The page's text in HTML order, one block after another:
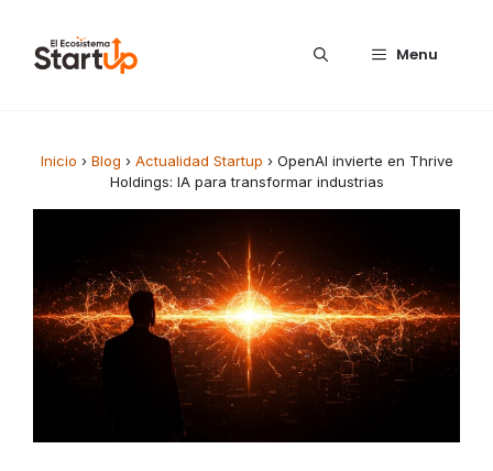
Menu
Inicio › Blog › Actualidad Startup › OpenAI invierte en Thrive
Holdings: IA para transformar industrias